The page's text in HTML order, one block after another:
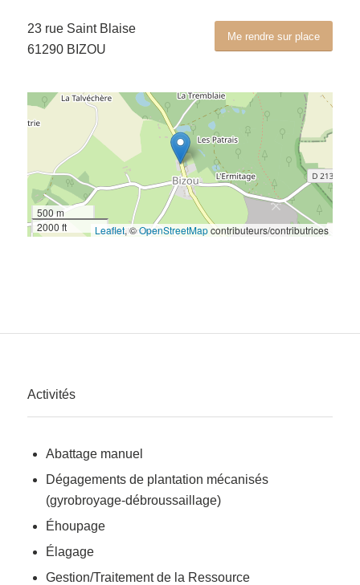
Me rendre sur place
23 rue Saint Blaise
61290 BIZOU
500 m
2000 ft
Leaflet, ©OpenStreetMapcontributeurs/contributrices
Activités
Abattage manuel
Dégagements de plantation mécanisés
(gyrobroyage-débroussaillage)
Éhoupage
Élagage
Gestion/Traitement de la Ressource